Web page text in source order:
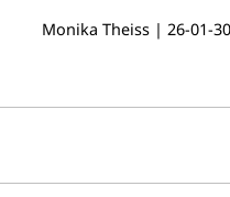
Monika Theiss | 26-01-30